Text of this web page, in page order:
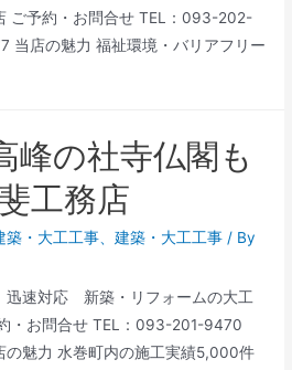
ご予約・お問合せ TEL：093-202-
当店の魅力 福祉環境・バリアフリー
峰の社寺仏閣も
工務店
築・大工工事 、建築・大工工事 / By
速対応 新築・リフォームの大工
・お問合せ TEL：093-201-9470
魅力 水巻町内の施工実績5,000件